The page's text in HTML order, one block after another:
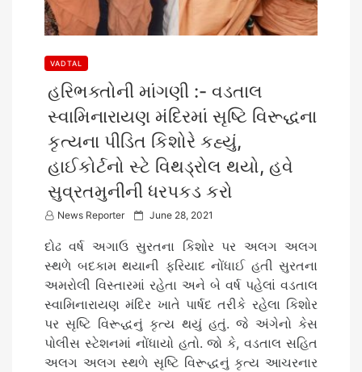
VADTAL
હરિભક્તોની માંગણી :- વડતાલ
સ્વામિનારાયણ મંદિરમાં સૃષ્ટિ વિરૂદ્ધના
કૃત્યના પીડિત કિશોરે કહ્યું,
હાઈકોર્ટનો સ્ટે વિથડ્રોલ થયો, હવે
સુવ્રતમુનીની ધરપકડ કરો
News Reporter
P
s
t
e
d
o
n
June 28, 2021
દોઢ વર્ષ અગાઉ સુરતના કિશોર પર અલગ અલગ
સ્થળે બદકામ થયાની ફરિયાદ નોંધાઈ હતી સુરતના
અમરોલી વિસ્તારમાં રહેતા અને બે વર્ષ પહેલાં વડતાલ
સ્વામિનારાયણ મંદિર ખાતે પાર્ષદ તરીકે રહેલા કિશોર
પર સૃષ્ટિ વિરૂદ્ધનું કૃત્ય થયું હતું. જે અંગેનો કેસ
પોલીસ સ્ટેશનમાં નોંધાયો હતો. જો કે, વડતાલ સહિત
અલગ અલગ સ્થળે સૃષ્ટિ વિરૂદ્ધનું કૃત્ય આચરનાર